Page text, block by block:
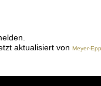
aktualisiert von Meyer-